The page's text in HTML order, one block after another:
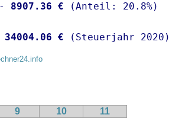
8907.36 €
34004.06 € (Steuerjahr 2020)
9 10
11